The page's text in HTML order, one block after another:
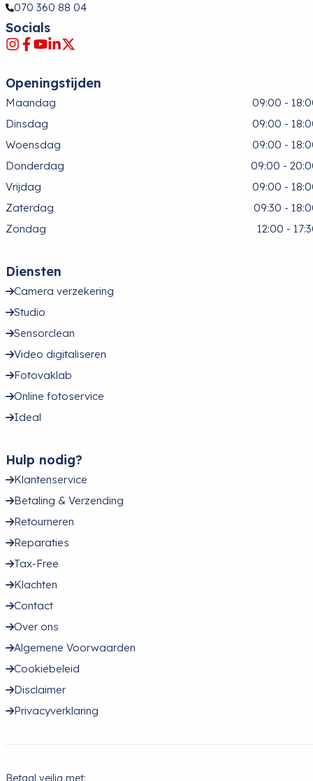
070 360 88 04
Socials
Openingstijden
Maandag
09:00 -
Dinsdag
09:00 -
Woensdag
09:00 -
Donderdag
09:00 -
Vrijdag
09:00 -
Zaterdag
09:30 -
Zondag
12:00 -
Diensten
Camera verzekering
Studio
Sensorclean
Video digitaliseren
Fotovaklab
Online fotoservice
Ideal
Hulp nodig?
Klantenservice
Betaling & Verzending
Retourneren
Reparaties
Tax-Free
Klachten
Contact
Over ons
Algemene Voorwaarden
Cookiebeleid
Disclaimer
Privacyverklaring
Betaal veilig met: